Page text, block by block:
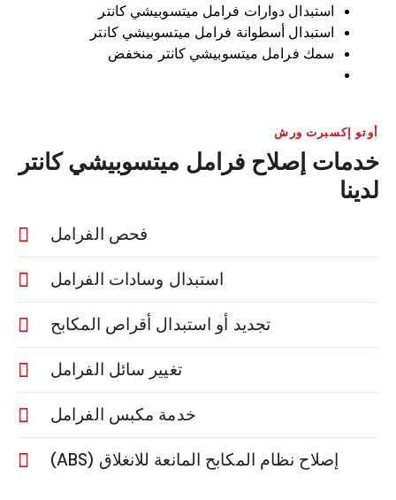
استبدال دوارات فرامل ميتسوبيشي كانتر
استبدال أسطوانة فرامل ميتسوبيشي كانتر
سمك فرامل ميتسوبيشي كانتر منخفض
أوتو إكسبرت ورش
خدمات إصلاح فرامل ميتسوبيشي كانتر
لدينا
فحص الفرامل
استبدال وسادات الفرامل
تجديد أو استبدال أقراص المكابح
تغيير سائل الفرامل
خدمة مكبس الفرامل
إصلاح نظام المكابح المانعة للانغلاق (ABS)